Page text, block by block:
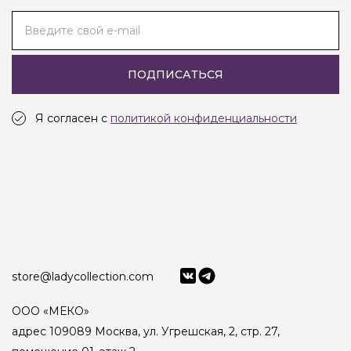
Введите свой e-mail
ПОДПИСАТЬСЯ
Я согласен с политикой конфиденциальности
store@ladycollection.com
ООО «МЕКО»
адрес 109089 Москва, ул. Угрешская, 2, стр. 27,